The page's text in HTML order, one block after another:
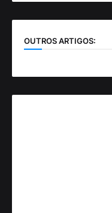
OUTROS ARTIGOS: